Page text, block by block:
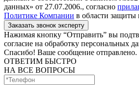
данных» от 27.07.2006., согласно
Политике Компании в области
Заказать звонок эксперту
Нажимая кнопку “Отправить” вы
согласие на обработку персональных
Спасибо! Ваше сообщение отправлено.
ОТВЕТИМ БЫСТРО
НА ВСЕ ВОПРОСЫ